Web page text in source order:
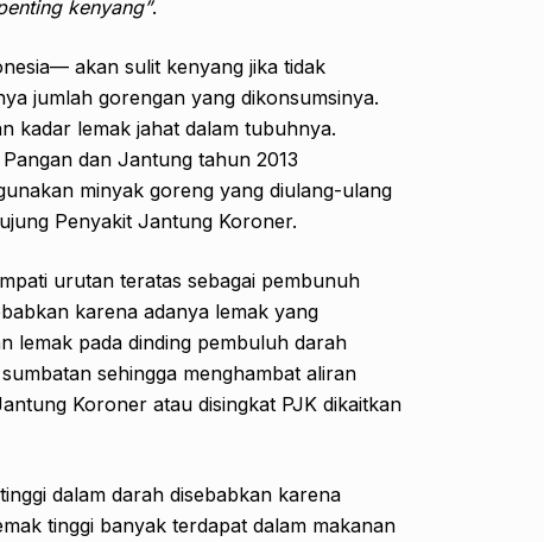
kenyang”.
akan sulit kenyang jika tidak
jumlah gorengan yang dikonsumsinya.
kadar lemak jahat dalam tubuhnya.
dan Jantung tahun 2013
minyak goreng yang diulang-ulang
Penyakit Jantung Koroner.
urutan teratas sebagai pembunuh
karena adanya lemak yang
lemak pada dinding pembuluh darah
sehingga menghambat aliran
Koroner atau disingkat PJK dikaitkan
dalam darah disebabkan karena
tinggi banyak terdapat dalam makanan